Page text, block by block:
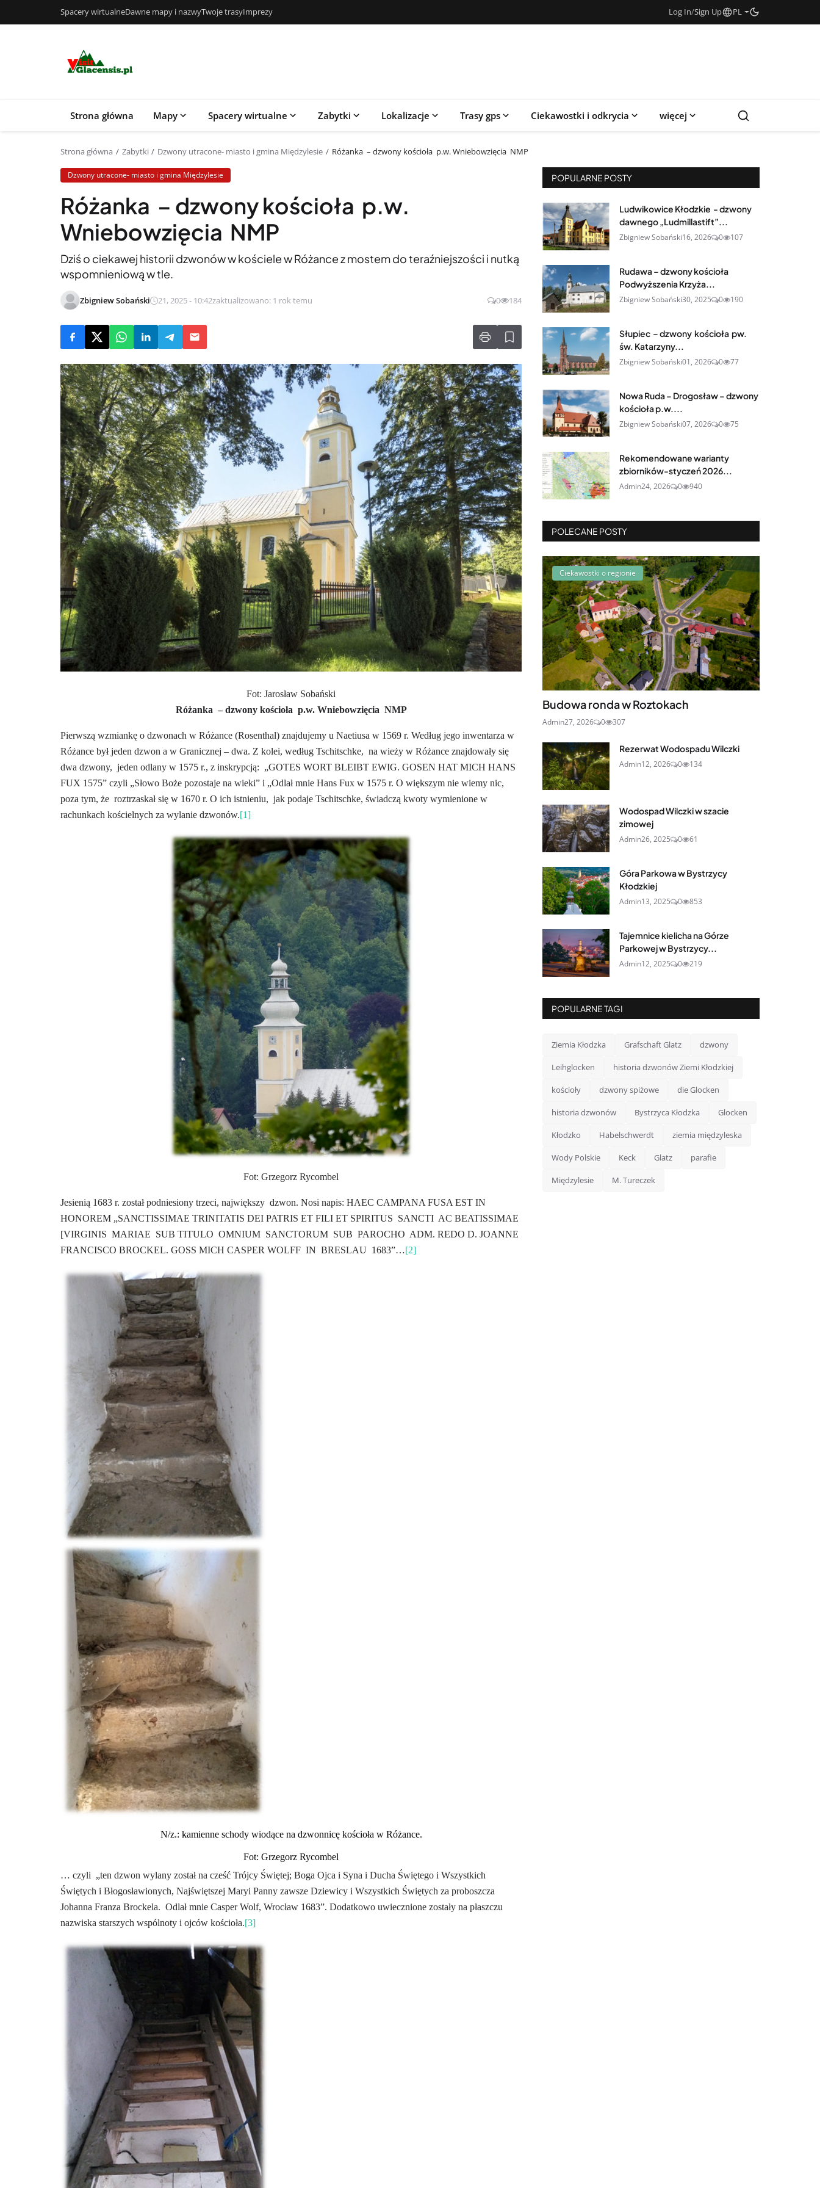
Spacery wirtualneDawne mapy i nazwyTwoje trasyImprezy Log In/Sign Up PL
Strona główna Mapy Spacery wirtualne Zabytki Lokalizacje Trasy gps Ciekawostki i odkrycia więcej
Strona główna Zabytki Dzwony utracone- miasto i gmina Międzylesie Różanka – dzwony kościoła p.w. Wniebowzięcia NMP
Dzwony utracone- miasto i gmina Międzylesie
Różanka – dzwony kościoła p.w.
Wniebowzięcia NMP
Dziś o ciekawej historii dzwonów w kościele w Różance z mostem do teraźniejszości i nutką
wspomnieniową w tle.
Zbigniew Sobański 21, 2025 - 10:42zaktualizowano: 1 rok temu 0 184
Fot: Jarosław Sobański
Różanka – dzwony kościoła p.w. Wniebowzięcia NMP
Pierwszą wzmiankę o dzwonach w Różance (Rosenthal) znajdujemy u Naetiusa w 1569 r. Według jego inwentarza w
Różance był jeden dzwon a w Granicznej – dwa. Z kolei, według Tschitschke, na wieży w Różance znajdowały się
dwa dzwony, jeden odlany w 1575 r., z inskrypcją: „GOTES WORT BLEIBT EWIG. GOSEN HAT MICH HANS
FUX 1575” czyli „Słowo Boże pozostaje na wieki” i „Odlał mnie Hans Fux w 1575 r. O większym nie wiemy nic,
poza tym, że roztrzaskał się w 1670 r. O ich istnieniu, jak podaje Tschitschke, świadczą kwoty wymienione w
rachunkach kościelnych za wylanie dzwonów.[1]
Fot: Grzegorz Rycombel
Jesienią 1683 r. został podniesiony trzeci, największy dzwon. Nosi napis: HAEC CAMPANA FUSA EST IN
HONOREM „SANCTISSIMAE TRINITATIS DEI PATRIS ET FILI ET SPIRITUS SANCTI AC BEATISSIMAE
[VIRGINIS MARIAE SUB TITULO OMNIUM SANCTORUM SUB PAROCHO ADM. REDO D. JOANNE
FRANCISCO BROCKEL. GOSS MICH CASPER WOLFF IN BRESLAU 1683”…[2]
N/z.: kamienne schody wiodące na dzwonnicę kościoła w Różance.
Fot: Grzegorz Rycombel
… czyli „ten dzwon wylany został na cześć Trójcy Świętej; Boga Ojca i Syna i Ducha Świętego i Wszystkich
Świętych i Błogosławionych, Najświętszej Maryi Panny zawsze Dziewicy i Wszystkich Świętych za proboszcza
Johanna Franza Brockela. Odlał mnie Casper Wolf, Wrocław 1683”. Dodatkowo uwiecznione zostały na płaszczu
nazwiska starszych wspólnoty i ojców kościoła.[3]
POPULARNE POSTY
Ludwikowice Kłodzkie - dzwony
dawnego „Ludmillastift”...
Zbigniew Sobański16, 2026 0 107
Rudawa – dzwony kościoła
Podwyższenia Krzyża...
Zbigniew Sobański30, 2025 0 190
Słupiec – dzwony kościoła pw.
św. Katarzyny...
Zbigniew Sobański01, 2026 0 77
Nowa Ruda – Drogosław – dzwony
kościoła p.w....
Zbigniew Sobański07, 2026 0 75
Rekomendowane warianty
zbiorników-styczeń 2026...
Admin24, 2026 0 940
POLECANE POSTY
Ciekawostki o regionie
Budowa ronda w Roztokach
Admin27, 2026 0 307
Rezerwat Wodospadu Wilczki
Admin12, 2026 0 134
Wodospad Wilczki w szacie
zimowej
Admin26, 2025 0 61
Góra Parkowa w Bystrzycy
Kłodzkiej
Admin13, 2025 0 853
Tajemnice kielicha na Górze
Parkowej w Bystrzycy...
Admin12, 2025 0 219
POPULARNE TAGI
Ziemia Kłodzka Grafschaft Glatz dzwony
Leihglocken historia dzwonów Ziemi Kłodzkiej
kościoły dzwony spiżowe die Glocken
historia dzwonów Bystrzyca Kłodzka Glocken
Kłodzko Habelschwerdt ziemia międzyleska
Wody Polskie Keck Glatz parafie
Międzylesie M. Tureczek